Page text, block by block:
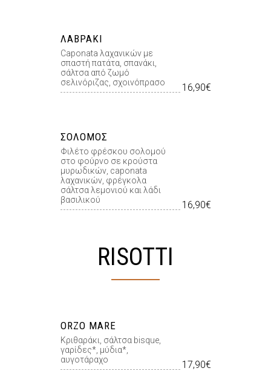
ΛΑΒΡΆΚΙ
Caponata λαχανικών με
σπαστή πατάτα, σπανάκι,
σάλτσα από ζωμό
σελινόριζας, σχοινόπρασο
16,90€
ΣΟΛΟΜΌΣ
Φιλέτο φρέσκου σολοµού
στο φούρνο σε κρούστα
µυρωδικών, caponata
λαχανικών, φρέγκολα
σάλτσα λεµονιού και λάδι
βασιλικού
16,90€
RISOTTI
ORZO MARE
Κριθαράκι, σάλτσα bisque,
γαρίδες*, μύδια*,
αυγοτάραχο
17,90€